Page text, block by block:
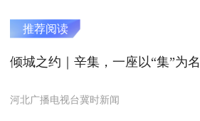
推荐阅读
倾城之约｜辛集，一座以“集”为
河北广播电视台冀时新闻